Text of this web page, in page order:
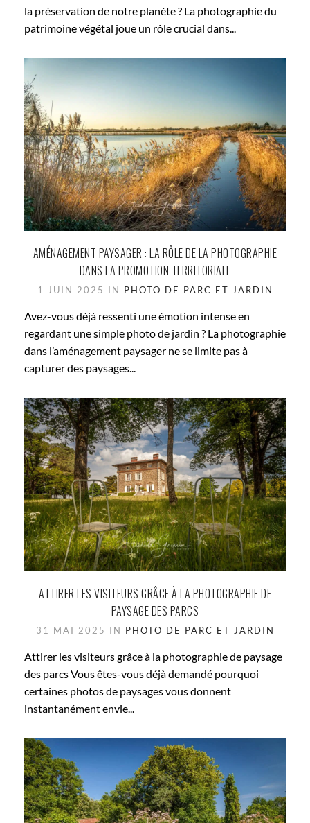
la préservation de notre planète ? La photographie du
patrimoine végétal joue un rôle crucial dans...
AMÉNAGEMENT PAYSAGER : LA RÔLE DE LA PHOTOGRAPHIE
DANS LA PROMOTION TERRITORIALE
1 JUIN 2025 IN PHOTO DE PARC ET JARDIN
Avez-vous déjà ressenti une émotion intense en
regardant une simple photo de jardin ? La photographie
dans l’aménagement paysager ne se limite pas à
capturer des paysages...
ATTIRER LES VISITEURS GRÂCE À LA PHOTOGRAPHIE DE
PAYSAGE DES PARCS
31 MAI 2025 IN PHOTO DE PARC ET JARDIN
Attirer les visiteurs grâce à la photographie de paysage
des parcs Vous êtes-vous déjà demandé pourquoi
certaines photos de paysages vous donnent
instantanément envie...